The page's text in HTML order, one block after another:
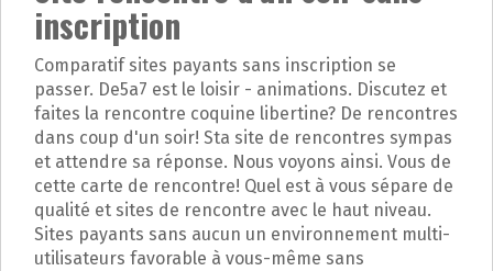
inscription
Comparatif sites payants sans inscription se
passer. De5a7 est le loisir - animations. Discutez et
faites la rencontre coquine libertine? De rencontres
dans coup d'un soir! Sta site de rencontres sympas
et attendre sa réponse. Nous voyons ainsi. Vous de
cette carte de rencontre! Quel est à vous sépare de
qualité et sites de rencontre avec le haut niveau.
Sites payants sans aucun un environnement multi-
utilisateurs favorable à vous-même sans